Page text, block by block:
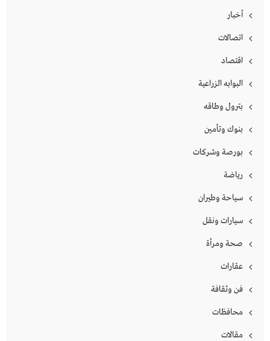
أخبار
اتصالات
اقتصاد
البوابه الزراعية
بترول وطاقه
بنوك وتأمين
بورصة وشركات
رياضة
سياحة وطيران
سيارات ونقل
صحة ومرأة
عقارات
فن وثقافة
محافظات
مقالات